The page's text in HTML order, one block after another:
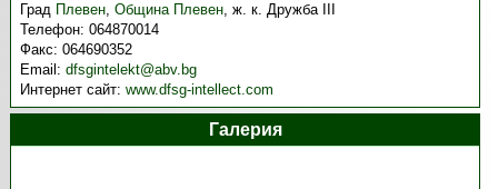
Град Плевен,Община Плевен,ж. к. Дружба ІІІ
Телефон:064870014
Факс:064690352
Email:dfsgintelekt@abv.bg
Интернет сайт:www.dfsg-intellect.com
Галерия